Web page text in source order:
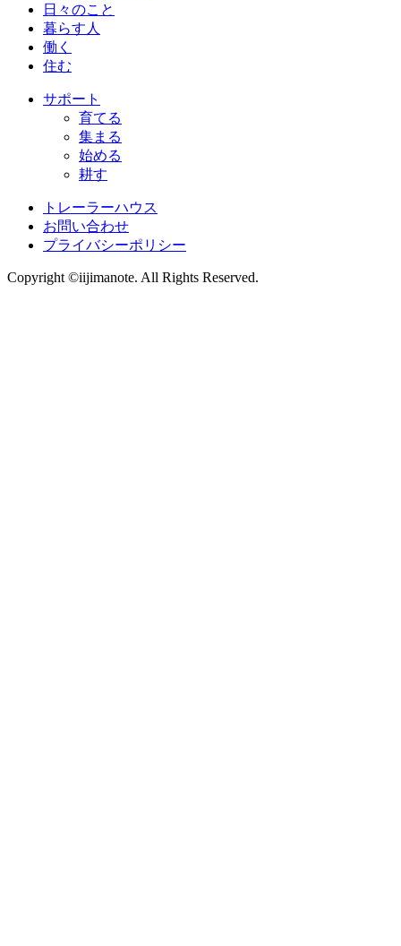
日々のこと
暮らす人
働く
住む
サポート
育てる
集まる
始める
耕す
トレーラーハウス
お問い合わせ
プライバシーポリシー
Copyright ©iijimanote. All Rights Reserved.